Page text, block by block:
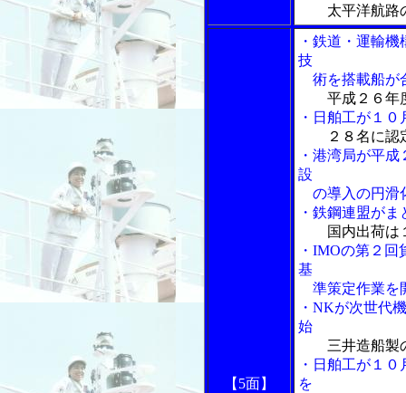
太平洋航
【5面】
・鉄道・運輸
技
術を搭載船が
平成２６年
・日舶工が１
２８名に
・港湾局が平
設
の導入の円滑
・鉄鋼連盟が
国内出荷は
・IMOの第２
基
準策定作業を
・NKが次世代
始
三井造船製
・日舶工が１
を